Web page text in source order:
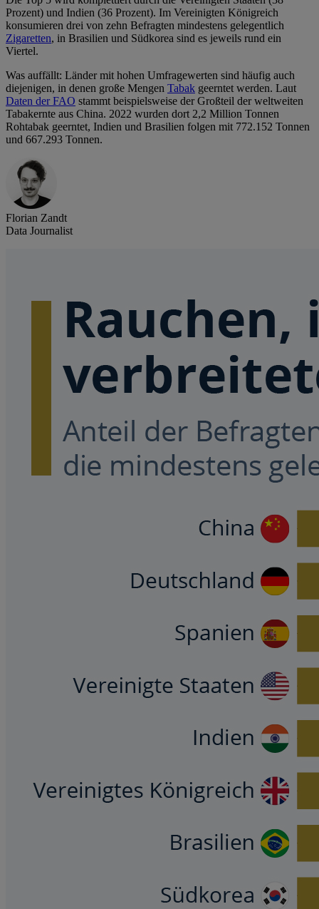
Prozent) und Indien (36 Prozent). Im Vereinigten Königreich
konsumieren drei von zehn Befragten mindestens gelegentlich
Zigaretten, in Brasilien und Südkorea sind es jeweils rund ein
Viertel.
Was auffällt: Länder mit hohen Umfragewerten sind häufig auch
diejenigen, in denen große Mengen Tabak geerntet werden. Laut
Daten der FAO stammt beispielsweise der Großteil der weltweiten
Tabakernte aus China. 2022 wurden dort 2,2 Million Tonnen
Rohtabak geerntet, Indien und Brasilien folgen mit 772.152 Tonnen
und 667.293 Tonnen.
Florian Zandt
Data Journalist